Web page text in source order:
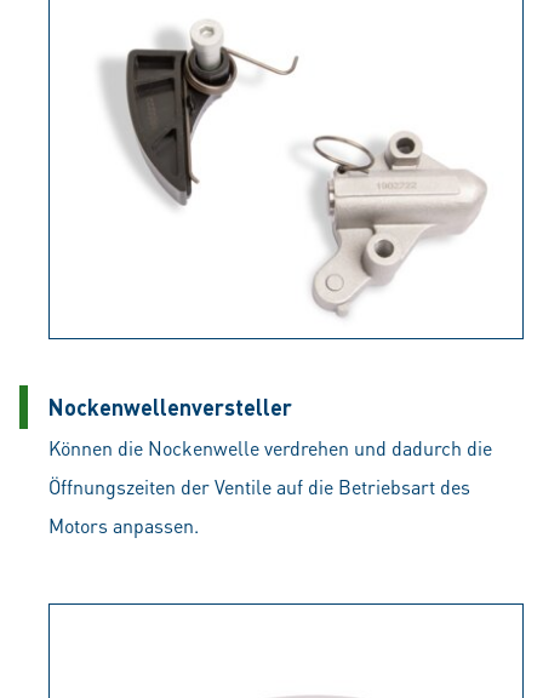
Nockenwellenversteller
Können die Nockenwelle verdrehen und dadurch die
Öffnungszeiten der Ventile auf die Betriebsart des
Motors anpassen.